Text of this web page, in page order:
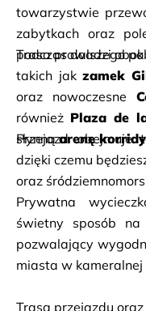
towarzystwie
zabytkach oraz
podczas dalszego
Trasa prowadzi
takich jak zamek
oraz nowoczesne
również Plaza de
słynną arenę
Przejazd obejmuje
dzięki czemu
oraz
Prywatna
świetny sposób
pozwalający
miasta w kameralnej
Trasa przejazdu